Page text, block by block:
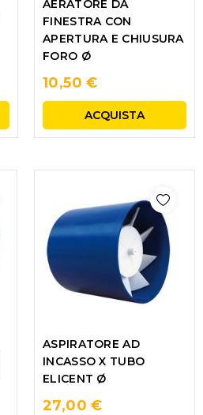
AERATORE DA
FINESTRA CON
APERTURA E CHIUSURA
FORO Ø
10,50 €
ACQUISTA
ASPIRATORE AD
INCASSO X TUBO
ELICENT Ø
27,00 €